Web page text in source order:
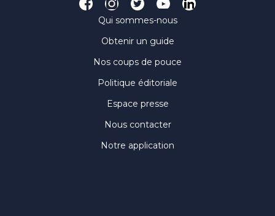
Qui sommes-nous
Obtenir un guide
Nos coups de pouce
Politique éditoriale
Espace presse
Nous contacter
Notre application